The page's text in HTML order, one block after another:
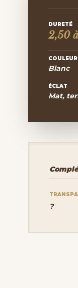
DURETÉ
2,50
COULEUR
Blanc
ÉCLAT
Mat,
?